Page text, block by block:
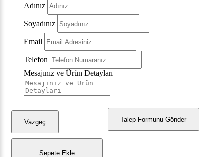
Adınız
Soyadınız
Email
Telefon
Mesajınız ve Ürün Detayları
Talep Formunu Gönder
Vazgeç
Sepete Ekle